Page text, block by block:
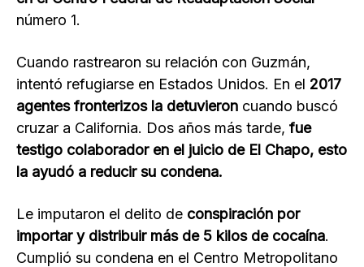
número 1.
Cuando rastrearon su relación con Guzmán,
intentó refugiarse en Estados Unidos. En el 2017
agentes fronterizos la detuvieron cuando buscó
cruzar a California. Dos años más tarde, fue
testigo colaborador en el juicio de El Chapo, esto
la ayudó a reducir su condena.
Le imputaron el delito de conspiración por
importar y distribuir más de 5 kilos de cocaína.
Cumplió su condena en el Centro Metropolitano